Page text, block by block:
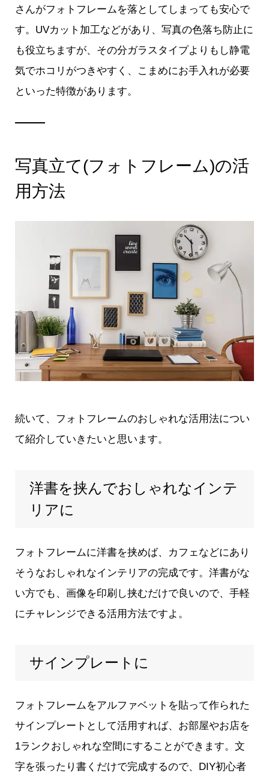
さんがフォトフレームを落としてしまっても安心で
す。UVカット加工などがあり、写真の色落ち防止に
も役立ちますが、その分ガラスタイプよりもし静電
気でホコリがつきやすく、こまめにお手入れが必要
といった特徴があります。
写真立て(フォトフレーム)の活
用方法
続いて、フォトフレームのおしゃれな活用法につい
て紹介していきたいと思います。
洋書を挟んでおしゃれなインテ
リアに
フォトフレームに洋書を挟めば、カフェなどにあり
そうなおしゃれなインテリアの完成です。洋書がな
い方でも、画像を印刷し挟むだけで良いので、手軽
にチャレンジできる活用方法ですよ。
サインプレートに
フォトフレームをアルファベットを貼って作られた
サインプレートとして活用すれば、お部屋やお店を
1ランクおしゃれな空間にすることができます。文
字を張ったり書くだけで完成するので、DIY初心者